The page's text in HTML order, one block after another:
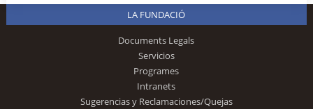
LA FUNDACIÓ
Documents Legals
Servicios
Programes
Intranets
Sugerencias y Reclamaciones/Quejas